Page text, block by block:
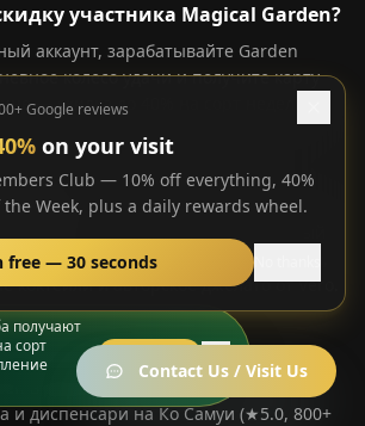
получают
сорт
участника Magical Garden?
аккаунт, зарабатывайте Garden
колесо удачи и получите карту
— скидка до 40% на сорт недели.
Bistro?
завтрак весь день, тайские блюда,
коктейли и авторское джелато от Vero.
конопли на Ко Самуи?
в Деревне Рыбаков — лучший
и диспенсари на Ко Самуи (★5.0, 800+
Contact Us / Visit Us
Google reviews
on your visit
Club — 10% off everything, 40%
Week, plus a daily rewards wheel.
free — 30 seconds